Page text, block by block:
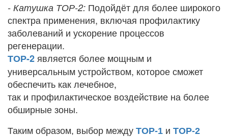
- Катушка ТОР-2: Подойдёт для более широкого
спектра применения, включая профилактику
заболеваний и ускорение процессов
регенерации.
ТОР-2является более мощным и
универсальным устройством, которое сможет
обеспечить как лечебное,
так и профилактическое воздействие на более
обширные зоны.
Таким образом, выбор между ТОР-1 и ТОР-2